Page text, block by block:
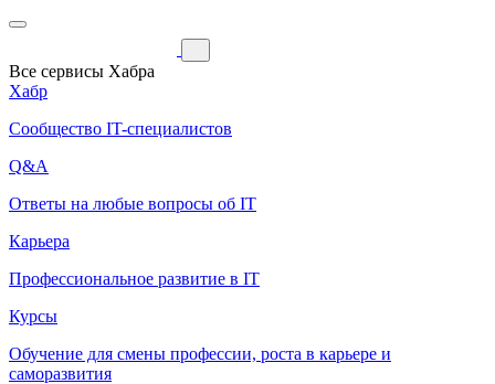
Все сервисы Хабра
Хабр
Сообщество IT-специалистов
Q&A
Ответы на любые вопросы об IT
Карьера
Профессиональное развитие в IT
Курсы
Обучение для смены профессии, роста в карьере и
саморазвития